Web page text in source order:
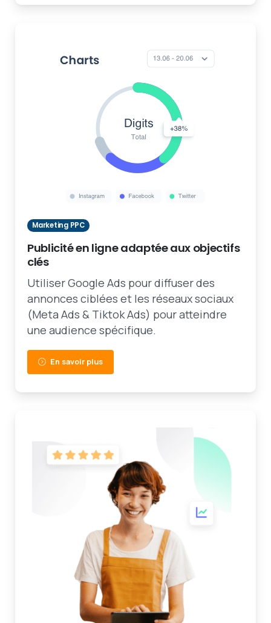
Marketing PPC
Publicité en ligne adaptée aux objectifs
clés
Utiliser Google Ads pour diffuser des
annonces ciblées et les réseaux sociaux
(Meta Ads & Tiktok Ads) pour atteindre
une audience spécifique.
En savoir plus